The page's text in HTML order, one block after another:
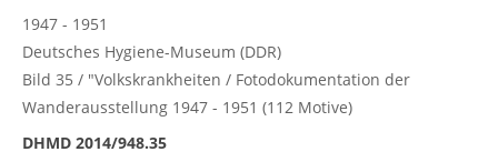
1947 - 1951
Deutsches Hygiene-Museum (DDR)
Bild 35 / "Volkskrankheiten / Fotodokumentation der
Wanderausstellung 1947 - 1951 (112 Motive)
DHMD 2014/948.35